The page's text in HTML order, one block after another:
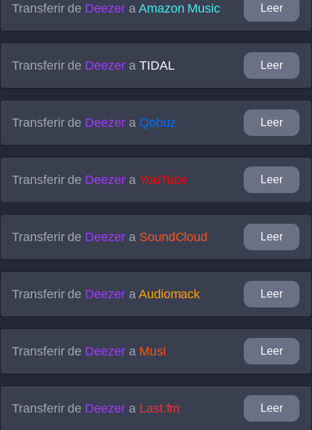
Transferir de Deezera Amazon Music Leer
Transferir de Deezera TIDAL Leer
Transferir de Deezera Qobuz Leer
Transferir de Deezera YouTube Leer
Transferir de Deezera SoundCloud Leer
Transferir de Deezera Audiomack Leer
Transferir de Deezera Musi Leer
Transferir de Deezera Last.fm Leer